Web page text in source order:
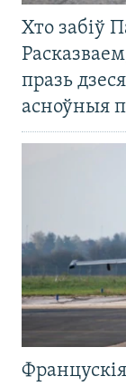
Хто забіў
празь
асноўныя